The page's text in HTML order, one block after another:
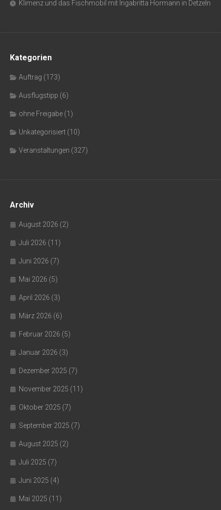
Klimenz und das Fischmobil mit Ingabritta Hormann in Detzeln
Kategorien
Auftrag (173)
Ausflugstipp (6)
ohne Freigabe (1)
Unkategorisiert (10)
Veranstaltungen (327)
Archiv
August 2026 (2)
Juli 2026 (11)
Juni 2026 (7)
Mai 2026 (5)
April 2026 (3)
März 2026 (6)
Februar 2026 (5)
Januar 2026 (3)
Dezember 2025 (7)
November 2025 (11)
Oktober 2025 (7)
September 2025 (7)
August 2025 (2)
Juli 2025 (7)
Juni 2025 (4)
Mai 2025 (11)